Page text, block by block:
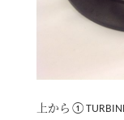
上から